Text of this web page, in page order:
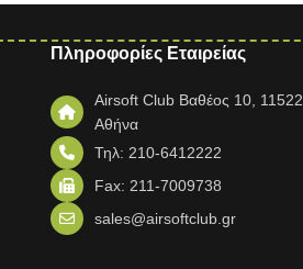
Πληροφορίες Εταιρείας
Airsoft Club Βαθέος 10, 11522,
Αθήνα
Τηλ: 210-6412222
Fax: 211-7009738
sales@airsoftclub.gr